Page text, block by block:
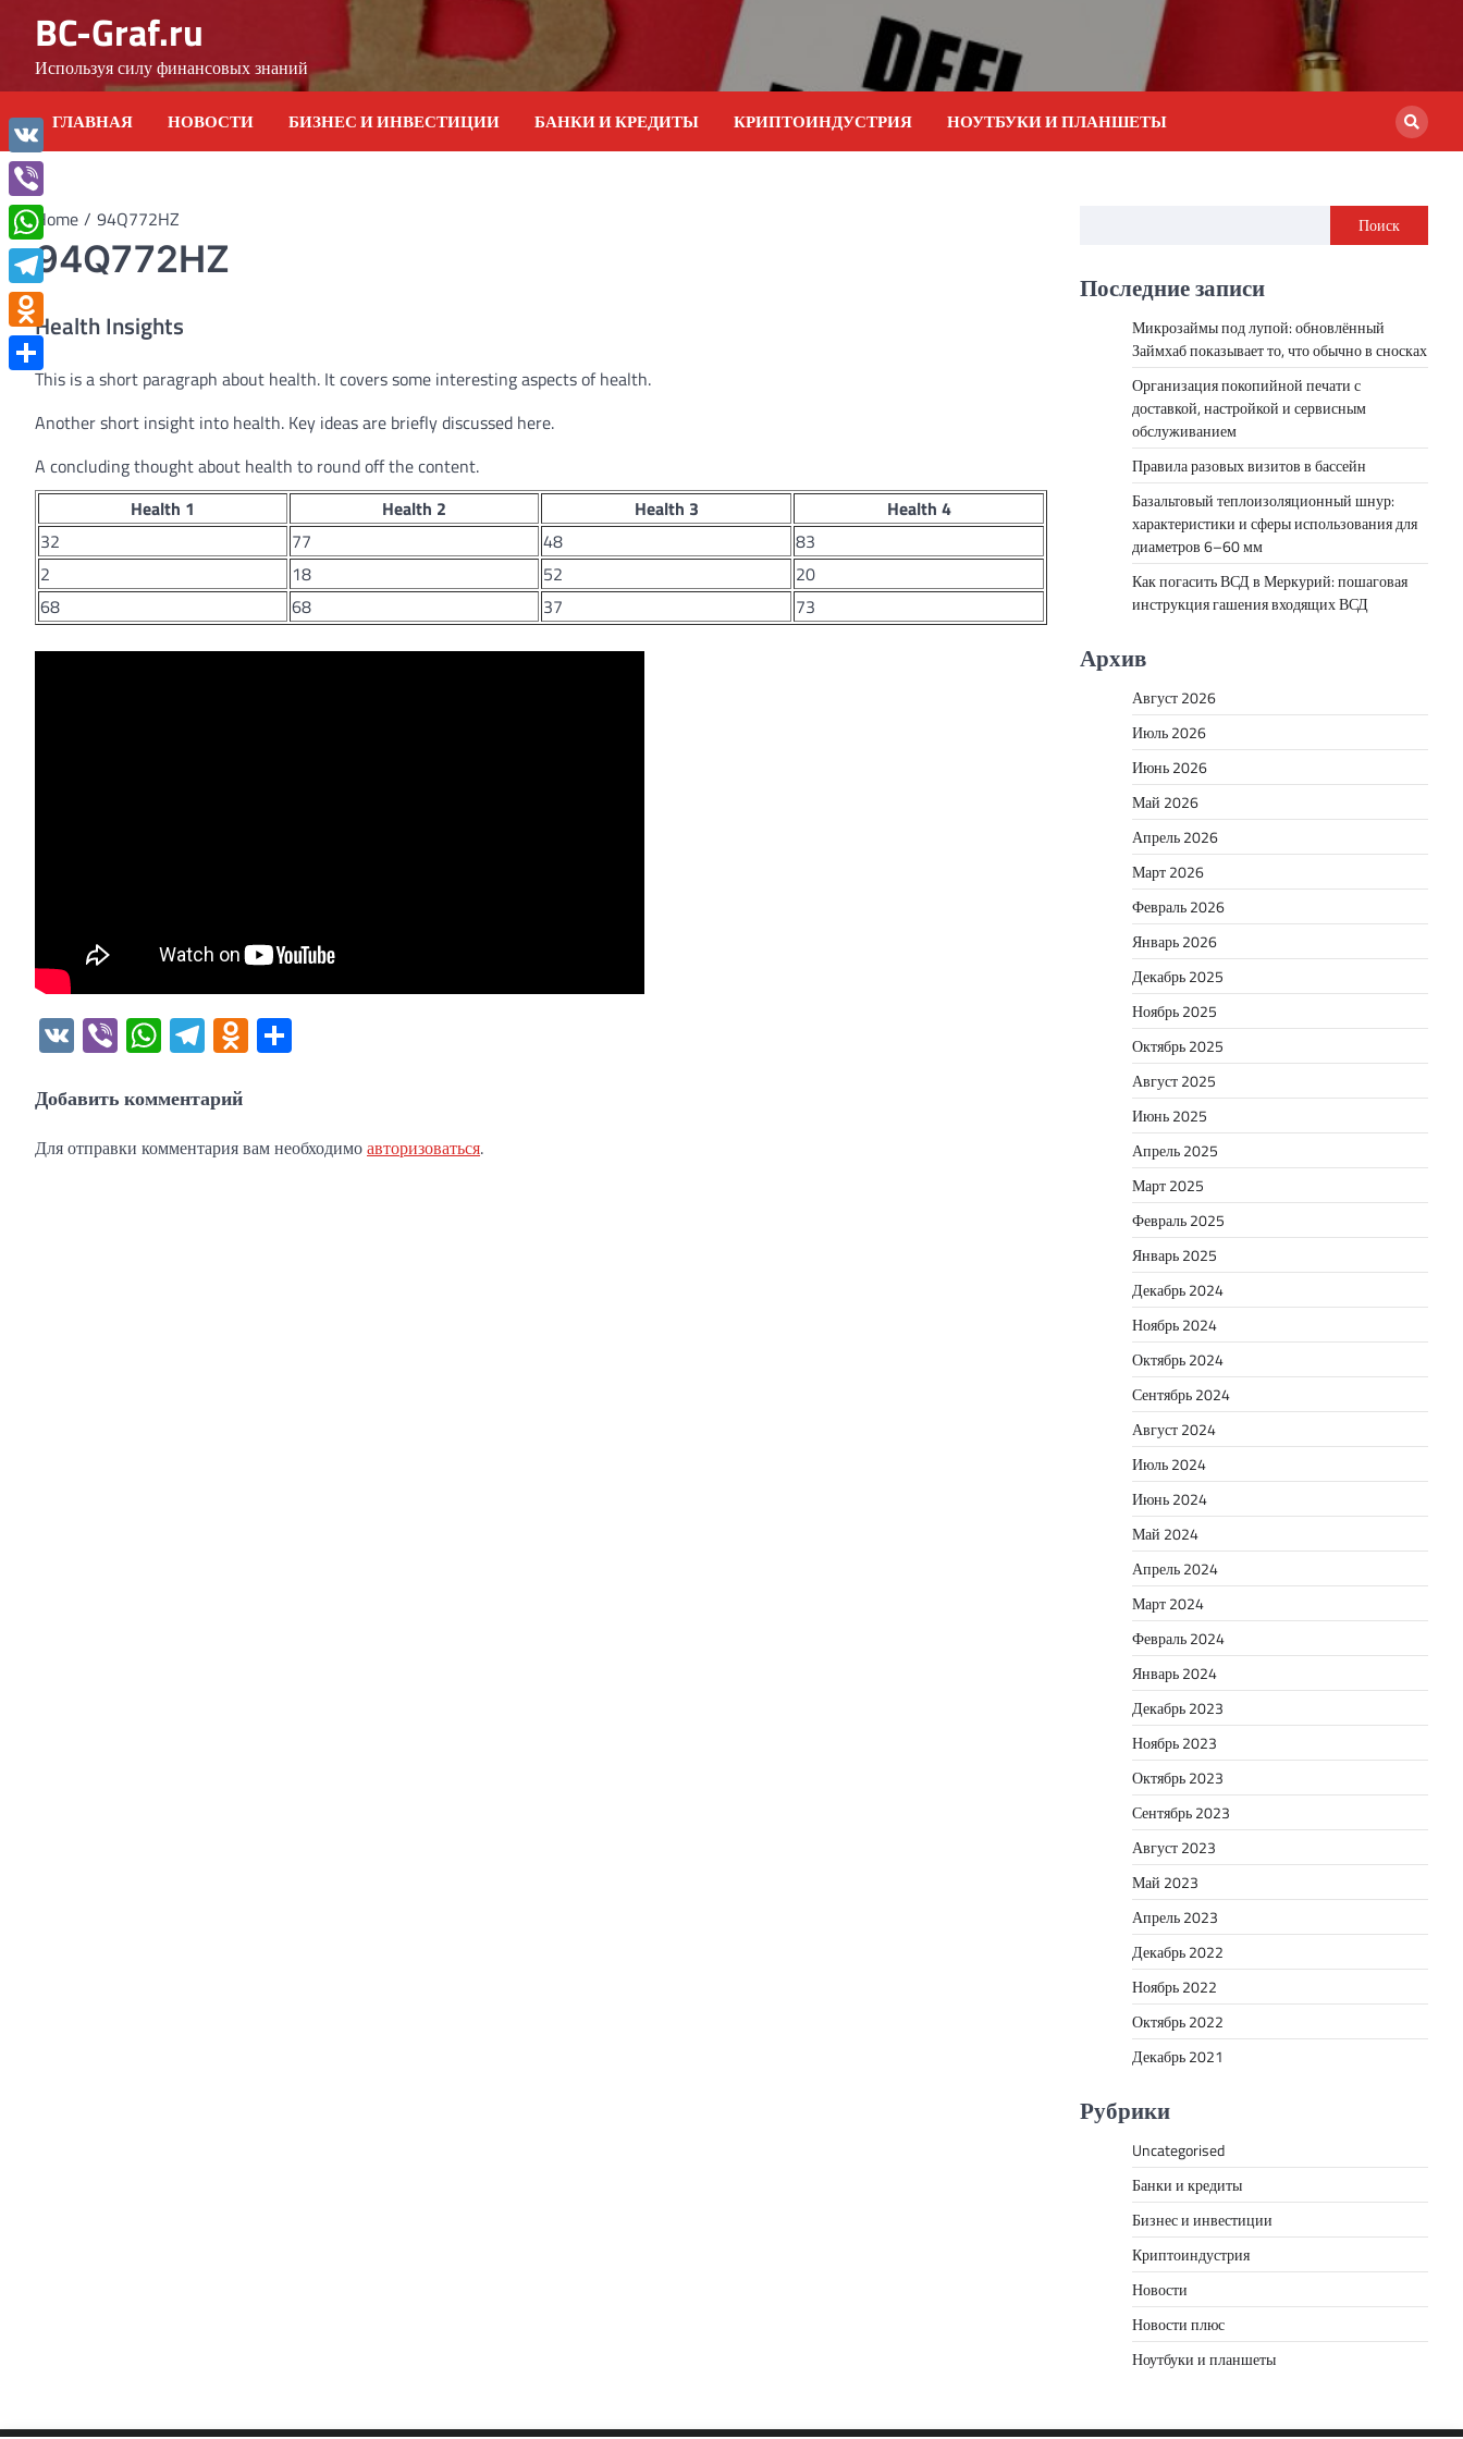
content
BC-Graf.ru
Используя силу финансовых знаний
ГЛАВНАЯ НОВОСТИ БИЗНЕС И ИНВЕСТИЦИИ БАНКИ И КРЕДИТЫ КРИПТОИНДУСТРИЯ НОУТБУКИ И ПЛАНШЕТЫ
Home 94Q772HZ
94Q772HZ
Health Insights
This is a short paragraph about health. It covers some interesting aspects of health.
Another short insight into health. Key ideas are briefly discussed here.
A concluding thought about health to round off the content.
Health 1
Health 2 Health 3
Health 4
32
77 48
83
2
18 52
20
68
68 37 73
VK ViberWhatsApp
Telegram
Odnoklassniki
Добавить комментарий
Для отправки комментария вам необходимоавторизоваться.
Поиск
Последние записи
Микрозаймы под лупой: обновлённый
Займхаб показывает то, что обычно в сносках
Организация покопийной печати с
доставкой, настройкой и сервисным
обслуживанием
Правила разовых визитов в бассейн
Базальтовый теплоизоляционный шнур:
характеристики и сферы использования для
диаметров 6–60 мм
Как погасить ВСД в Меркурий: пошаговая
инструкция гашения входящих ВСД
Архив
Август 2026
Июль 2026
Июнь 2026
Май 2026
Апрель 2026
Март 2026
Февраль 2026
Январь 2026
Декабрь 2025
Ноябрь 2025
Октябрь 2025
Август 2025
Июнь 2025
Апрель 2025
Март 2025
Февраль 2025
Январь 2025
Декабрь 2024
Ноябрь 2024
Октябрь 2024
Сентябрь 2024
Август 2024
Июль 2024
Июнь 2024
Май 2024
Апрель 2024
Март 2024
Февраль 2024
Январь 2024
Декабрь 2023
Ноябрь 2023
Октябрь 2023
Сентябрь 2023
Август 2023
Май 2023
Апрель 2023
Декабрь 2022
Ноябрь 2022
Октябрь 2022
Декабрь 2021
Рубрики
Uncategorised
Банки и кредиты
Бизнес и инвестиции
Криптоиндустрия
Новости
Новости плюс
Ноутбуки и планшеты
VK
Viber
WhatsApp
Telegram
Odnoklassniki
Отправить